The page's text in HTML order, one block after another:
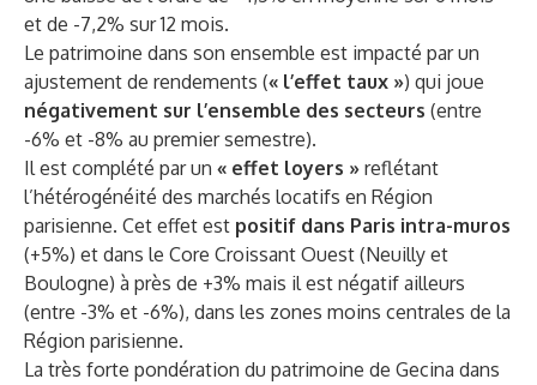
et de -7,2% sur 12 mois.
Le patrimoine dans son ensemble est impacté par un
ajustement de rendements (« l’effet taux ») qui joue
négativement sur l’ensemble des secteurs (entre
-6% et -8% au premier semestre).
Il est complété par un « effet loyers » reflétant
l’hétérogénéité des marchés locatifs en Région
parisienne. Cet effet est positif dans Paris intra-muros
(+5%) et dans le Core Croissant Ouest (Neuilly et
Boulogne) à près de +3% mais il est négatif ailleurs
(entre -3% et -6%), dans les zones moins centrales de la
Région parisienne.
La très forte pondération du patrimoine de Gecina dans